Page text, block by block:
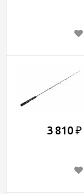
3 810 ₽